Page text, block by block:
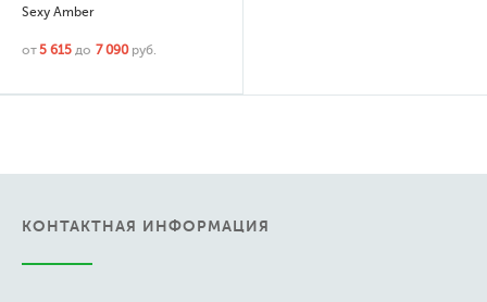
Sexy Amber
от5 615 до 7 090 руб.
КОНТАКТНАЯ ИНФОРМАЦИЯ